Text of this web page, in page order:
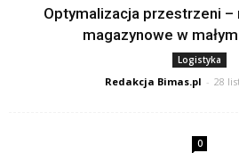
Optymalizacja przestrzeni –
magazynowe w
Logistyka
Redakcja Bimas.pl - 28
0